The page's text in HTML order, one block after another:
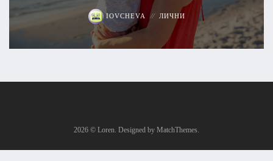
IOVCHEVA ЛИЧНИ
2026 © Loren. Designed by MatchThemes.